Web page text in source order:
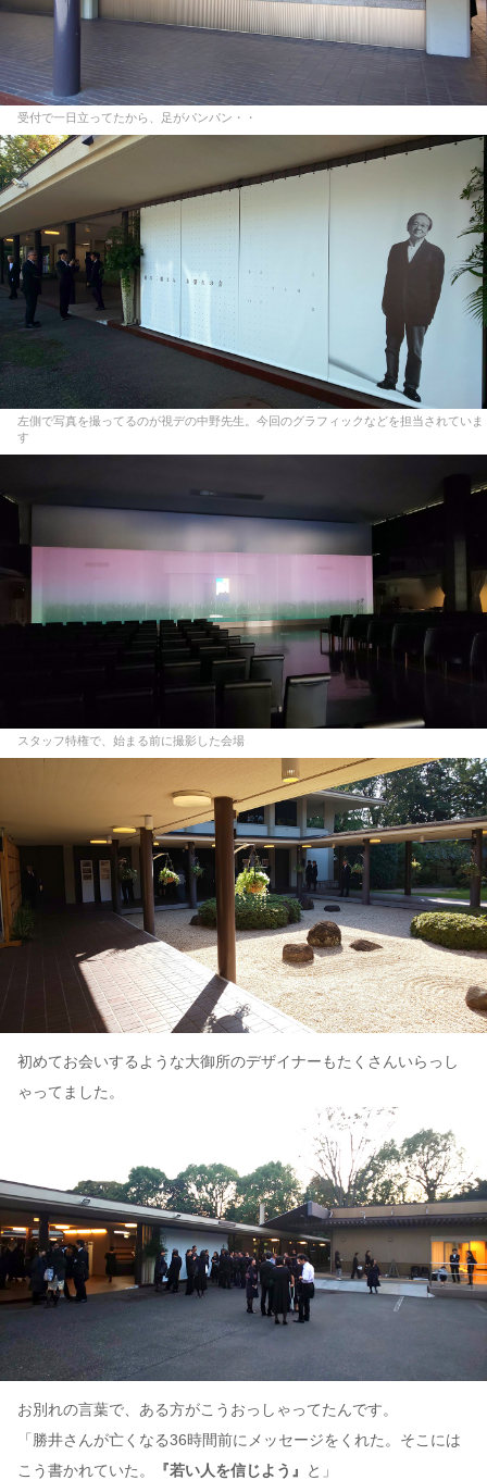
受付で一日立ってたから、足がパンパン・・
左側で写真を撮ってるのが視デの中野先生。今回のグラフィックなどを担当されていま
す
スタッフ特権で、始まる前に撮影した会場
初めてお会いするような大御所のデザイナーもたくさんいらっし
ゃってました。
お別れの言葉で、ある方がこうおっしゃってたんです。
「勝井さんが亡くなる36時間前にメッセージをくれた。そこには
こう書かれていた。
『若い人を信じよう』
と」